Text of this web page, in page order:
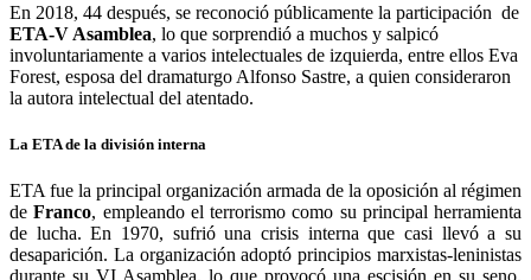
En 2018, 44 después, se reconoció públicamente la participación de
ETA-V Asamblea, lo que sorprendió a muchos y salpicó
involuntariamente a varios intelectuales de izquierda, entre ellos Eva
Forest, esposa del dramaturgo Alfonso Sastre, a quien consideraron
la autora intelectual del atentado.
La ETA de la división interna
ETA fue la principal organización armada de la oposición al régimen
deFranco, empleando el terrorismo como su principal herramienta
de lucha. En 1970, sufrió una crisis interna que casi llevó a su
desaparición. La organización adoptó principios marxistas-leninistas